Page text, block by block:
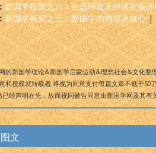
新国学框架之六：生态环境及经济社会
新国学框架之五：新国学的内容及核心|
的新国学理论&新国学启蒙运动&理想社会&文化整
和授权就转载者,将视为同意支付每篇文章不低于
已经声明在先，故而视同被告同意由新国学网及其
文